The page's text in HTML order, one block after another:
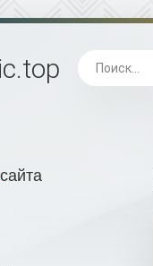
.top
сайта